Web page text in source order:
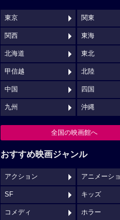
東京 関東
関西 東海
北海道 東北
甲信越 北陸
中国 四国
九州 沖縄
全国の映画館へ
おすすめ映画ジャンル
アクション アニメーシ
SF キッズ
コメディ ホラー